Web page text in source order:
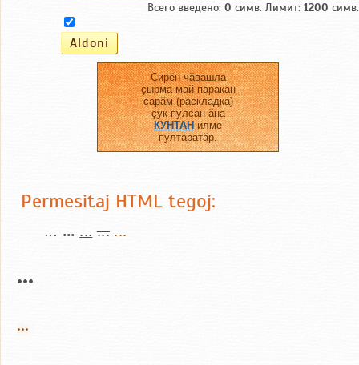
Всего введено: 0 симв. Лимит: 1200 симв.
Сирĕн чăвашла
çырма май паракан
сарăм (раскладка)
çук пулсан ăна
КУНТАН илме
пултаратăр.
Permesitaj HTML tegoj:
... ... ... ... ...
...
...